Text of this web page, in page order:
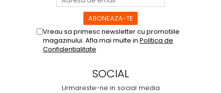
Vreau sa primesc newsletter cu promotiile
magazinului. Afla mai multe in Politica de
Confidentialitate
SOCIAL
Urmareste-ne in social media